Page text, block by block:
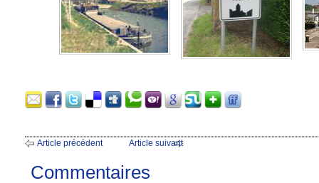
Article précédent Article suivant
Commentaires